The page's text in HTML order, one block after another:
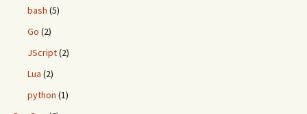
bash (5)
Go (2)
JScript(2)
Lua (2)
python (1)